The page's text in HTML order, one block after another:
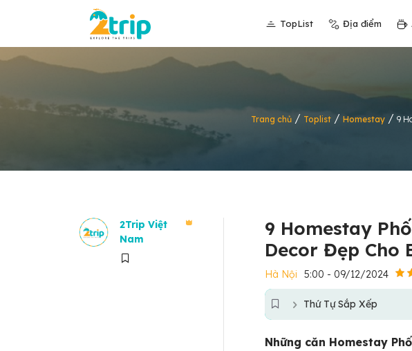
TopList Địa điểm
Trang chủ / Toplist / Homestay / 9
2Trip Việt
Nam
9 Homestay
Decor Đẹp Cho
Hà Nội 5:00 - 09/12/2024
Thứ Tự Sắp Xếp
Những căn Homestay